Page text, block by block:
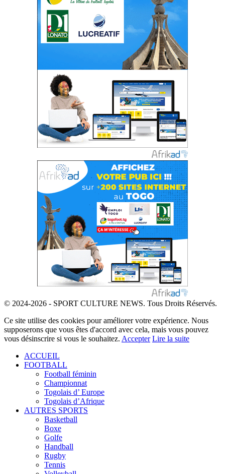
© 2024-2026 - SPORT CULTURE NEWS. Tous Droits Réservés.
Ce site utilise des cookies pour améliorer votre expérience. Nous
supposerons que vous êtes d'accord avec cela, mais vous pouvez
vous désinscrire si vous le souhaitez. Accepter Lire la suite
ACCUEIL
FOOTBALL
Football féminin
Championnat
Togolais d’ Europe
Togolais d’Afrique
AUTRES SPORTS
Basketball
Boxe
Golfe
Handball
Rugby
Tennis